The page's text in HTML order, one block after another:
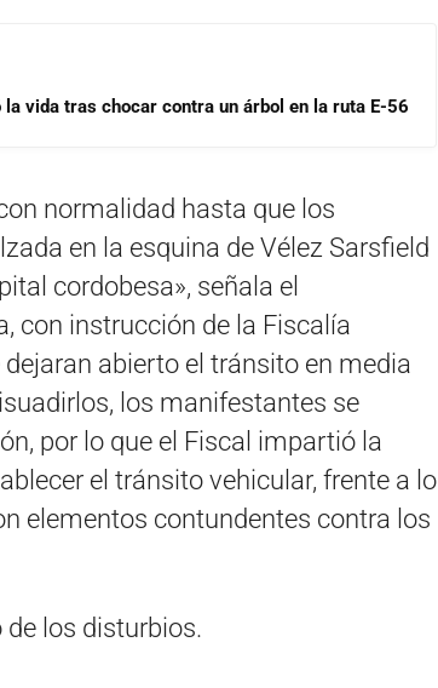
vida tras chocar contra un árbol en la ruta E-56
normalidad hasta que los
en la esquina de Vélez Sarsfield
cordobesa», señala el
con instrucción de la Fiscalía
abierto el tránsito en media
los manifestantes se
por lo que el Fiscal impartió la
el tránsito vehicular, frente a lo
elementos contundentes contra los
los disturbios.